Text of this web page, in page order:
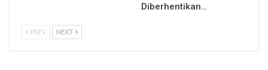
Diberhentikan…
PREV NEXT